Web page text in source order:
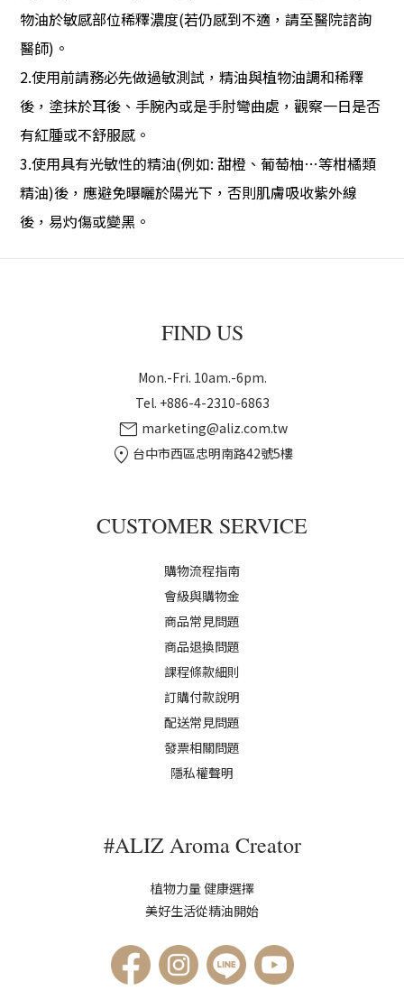
物油於敏感部位稀釋濃度(若仍感到不適，請至醫院諮詢
醫師)。
2.使用前請務必先做過敏測試，精油與植物油調和稀釋
後，塗抹於耳後、手腕內或是手肘彎曲處，觀察一日是否
有紅腫或不舒服感。
3.使用具有光敏性的精油(例如: 甜橙、葡萄柚…等柑橘類
精油)後，應避免曝曬於陽光下，否則肌膚吸收紫外線
後，易灼傷或變黑。
FIND US
Mon.-Fri. 10am.-6pm.
Tel. +886-4-2310-6863
mail marketing@aliz.com.tw
location_on 台中市西區忠明南路42號5樓
CUSTOMER SERVICE
購物流程指南
會級與購物金
商品常見問題
商品退換問題
課程條款細則
訂購付款說明
配送常見問題
發票相關問題
隱私權聲明
#ALIZ Aroma Creator
植物力量 健康選擇
美好生活從精油開始